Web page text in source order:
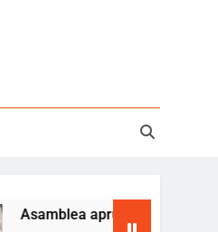
aprueba reforma